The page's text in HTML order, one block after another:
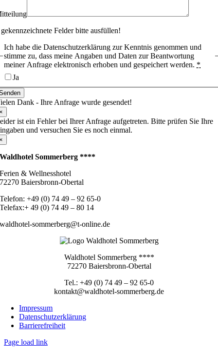
Felder bitte ausfüllen!
Ich habe die Datenschutzerklärung zur Kenntnis genommen und
stimme zu, dass meine Angaben und Daten zur Beantwortung
meiner Anfrage elektronisch erhoben und gespeichert werden. *
Ja
Dank - Ihre Anfrage wurde gesendet!
ist ein Fehler bei Ihrer Anfrage aufgetreten. Bitte prüfen Sie Ihre
und versuchen Sie es noch einmal.
Waldhotel Sommerberg ****
Ferien & Wellnesshotel
72270 Baiersbronn-Obertal
Telefon: +49 (0) 74 49 – 92 65-0
Telefax:+ 49 (0) 74 49 – 80 14
waldhotel-sommerberg@t-online.de
Waldhotel Sommerberg ****
72270 Baiersbronn-Obertal
Tel.: +49 (0) 74 49 – 92 65-0
kontakt@waldhotel-sommerberg.de
Impressum
Datenschutzerklärung
Barrierefreiheit
Page load link